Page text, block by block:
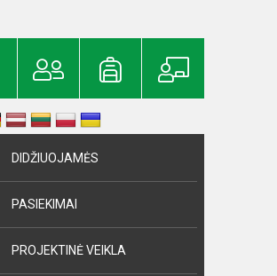
DIDŽIUOJAMĖS
PASIEKIMAI
PROJEKTINĖ VEIKLA